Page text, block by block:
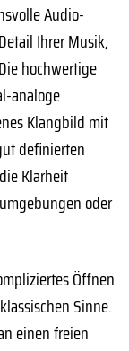
Audio-
Ihrer Musik,
hochwertige
analoge
Klangbild mit
definierten
Klarheit
oder
Öffnen
Sinne.
einen freien